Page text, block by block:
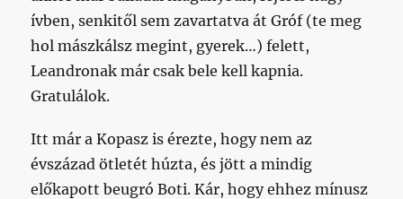
ívben, senkitől sem zavartatva át Gróf (te meg
hol mászkálsz megint, gyerek…) felett,
Leandronak már csak bele kell kapnia.
Gratulálok.
Itt már a Kopasz is érezte, hogy nem az
évszázad ötletét húzta, és jött a mindig
előkapott beugró Boti. Kár, hogy ehhez mínusz